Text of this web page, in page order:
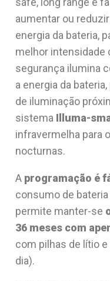
aumentar ou
energia da bateria,
melhor intensidade
segurança ilumina
a energia da
de iluminação
sistema Illuma-
infravermelha para
nocturnas.
A programação é
consumo de
permite manter-se
36 meses com
com pilhas de lítio
dia).